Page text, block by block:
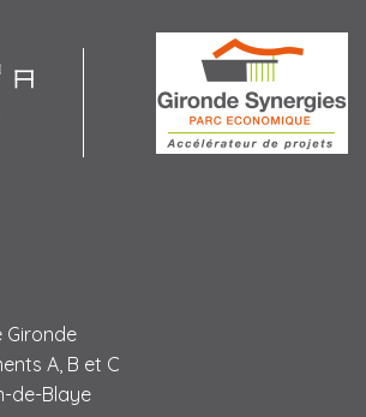
Gironde
A, B et C
de-Blaye